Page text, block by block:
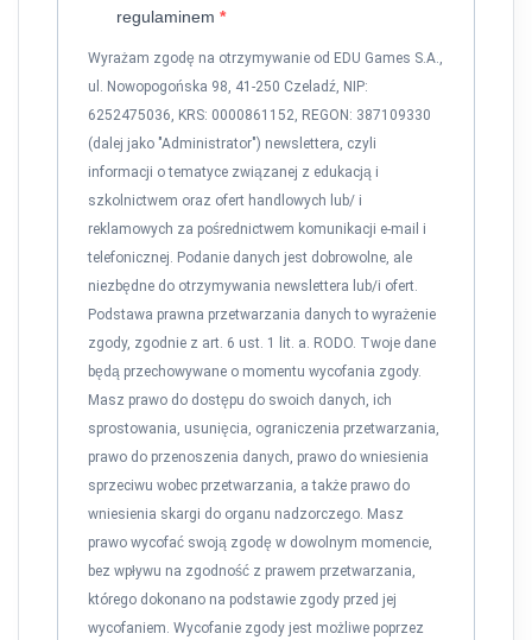
regulaminem
Wyrażam zgodę na otrzymywanie od EDU Games S.A.,
ul. Nowopogońska 98, 41-250 Czeladź, NIP:
6252475036, KRS: 0000861152, REGON: 387109330
(dalej jako "Administrator") newslettera, czyli
informacji o tematyce związanej z edukacją i
szkolnictwem oraz ofert handlowych lub/ i
reklamowych za pośrednictwem komunikacji e-mail i
telefonicznej. Podanie danych jest dobrowolne, ale
niezbędne do otrzymywania newslettera lub/i ofert.
Podstawa prawna przetwarzania danych to wyrażenie
zgody, zgodnie z art. 6 ust. 1 lit. a. RODO. Twoje dane
będą przechowywane o momentu wycofania zgody.
Masz prawo do dostępu do swoich danych, ich
sprostowania, usunięcia, ograniczenia przetwarzania,
prawo do przenoszenia danych, prawo do wniesienia
sprzeciwu wobec przetwarzania, a także prawo do
wniesienia skargi do organu nadzorczego. Masz
prawo wycofać swoją zgodę w dowolnym momencie,
bez wpływu na zgodność z prawem przetwarzania,
którego dokonano na podstawie zgody przed jej
wycofaniem. Wycofanie zgody jest możliwe poprzez